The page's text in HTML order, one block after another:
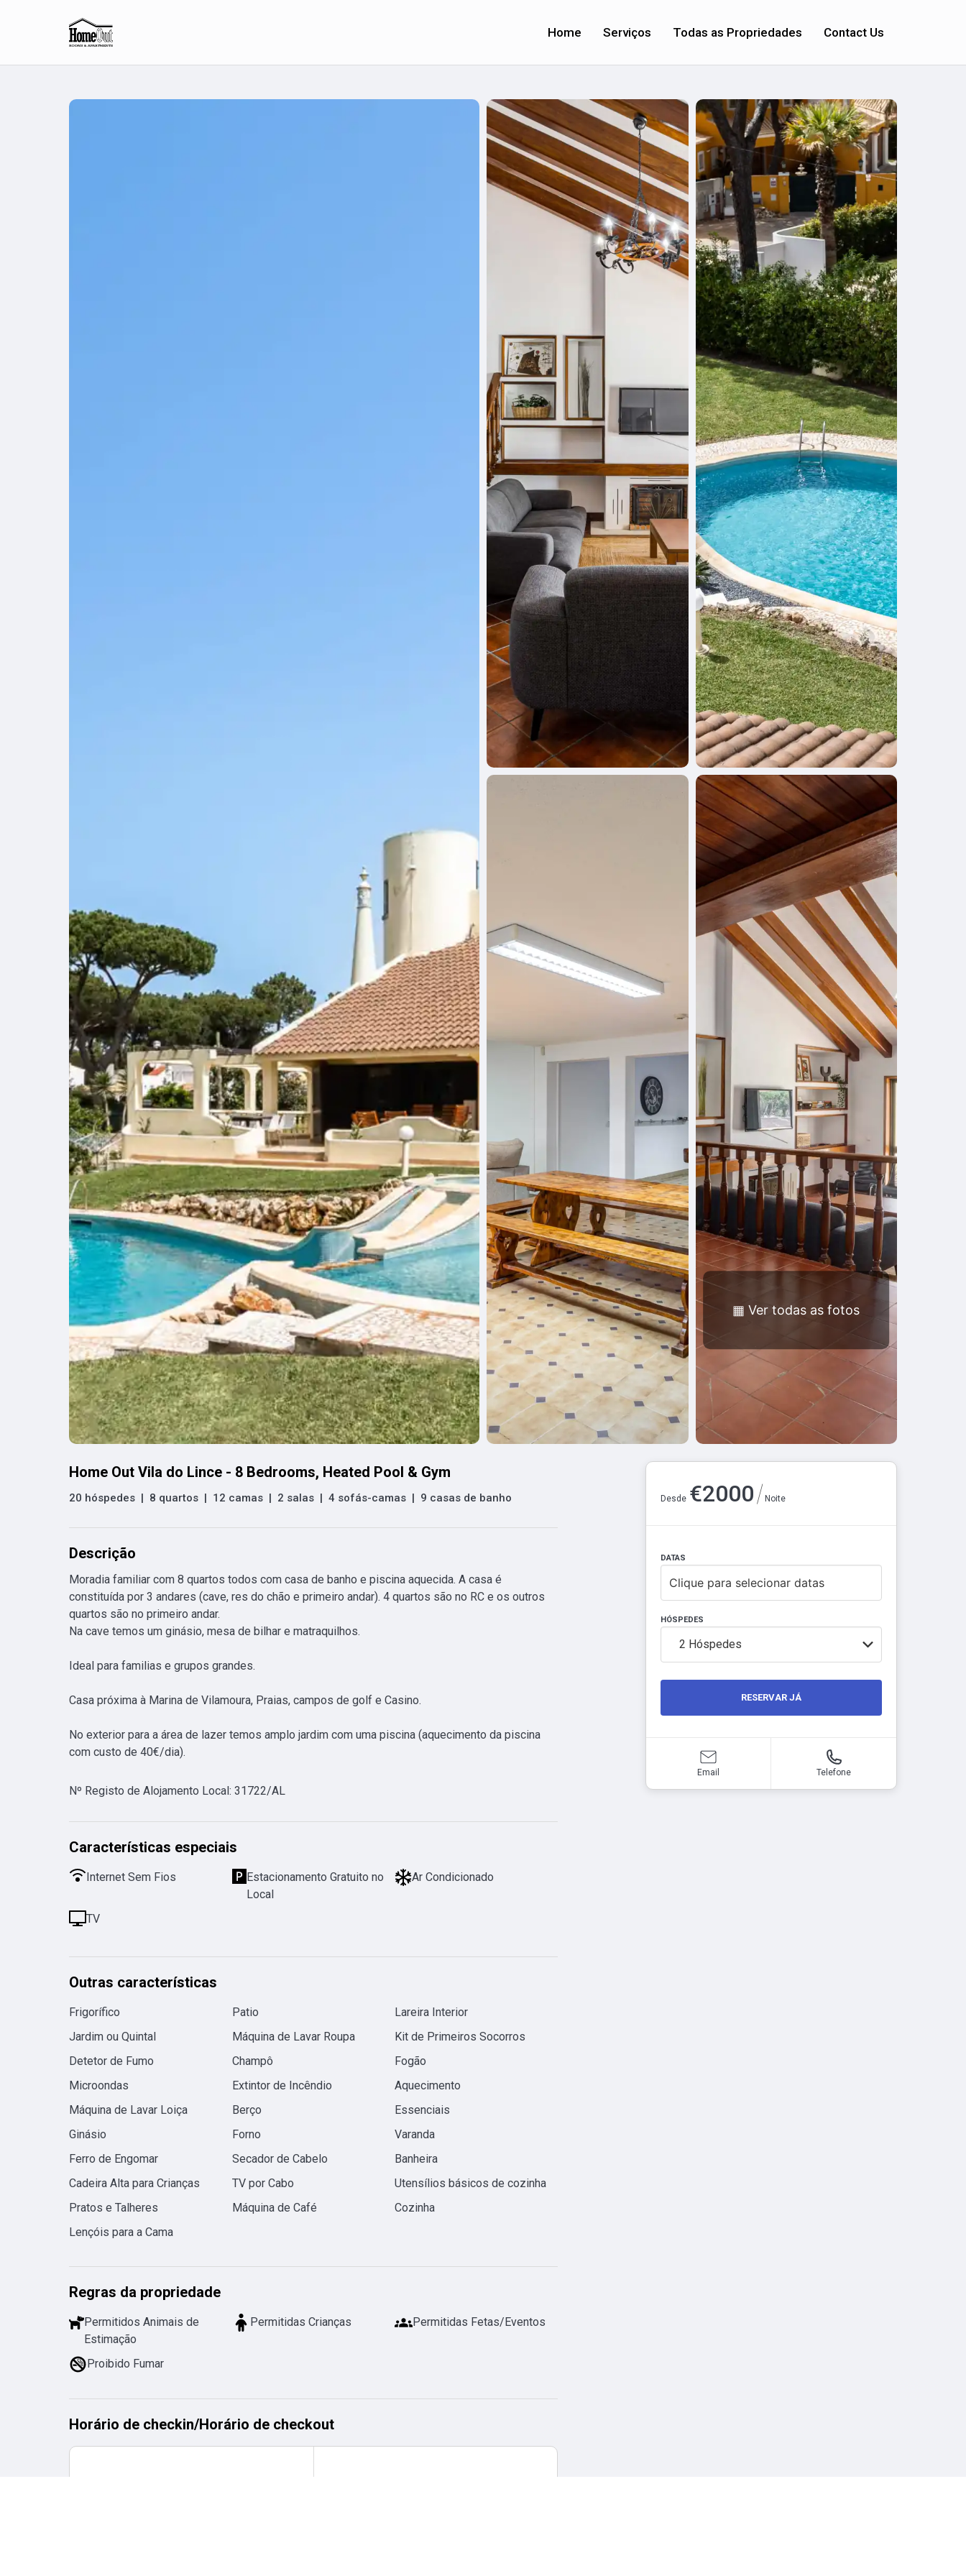
Home Serviços Todas as Propriedades Contact Us
▦Ver todas as fotos
Home Out Vila do Lince - 8 Bedrooms, Heated Pool & Gym
20 hóspedes | 8 quartos | 12 camas | 2 salas | 4 sofás-camas | 9 casas de banho
Descrição
Moradia familiar com 8 quartos todos com casa de banho e piscina aquecida. A casa é
constituída por 3 andares (cave, res do chão e primeiro andar). 4 quartos são no RC e os outros
quartos são no primeiro andar.
Na cave temos um ginásio, mesa de bilhar e matraquilhos.
Ideal para familias e grupos grandes.
Casa próxima à Marina de Vilamoura, Praias, campos de golf e Casino.
No exterior para a área de lazer temos amplo jardim com uma piscina (aquecimento da piscina
com custo de 40€/dia).
Nº Registo de Alojamento Local: 31722/AL
Características especiais
Internet Sem Fios
Estacionamento Gratuito no
Local
Ar Condicionado
TV
Outras características
Frigorífico Patio
Lareira Interior
Jardim ou Quintal
Máquina de Lavar Roupa
Kit de Primeiros Socorros
Detetor de Fumo
Champô
Fogão
Microondas
Extintor de Incêndio
Aquecimento
Máquina de Lavar Loiça
Berço
Essenciais
Ginásio
Forno
Varanda
Ferro de Engomar
Secador de Cabelo
Banheira
Cadeira Alta para Crianças
TV por Cabo
Utensílios básicos de cozinha
Pratos e Talheres
Máquina de Café
Cozinha
Lençóis para a Cama
Regras da propriedade
Permitidos Animais de
Estimação
Permitidas Crianças Permitidas Fetas/Eventos
Proibido Fumar
Horário de checkin/Horário de checkout
Desde €2000/ Noite
DATAS
Clique para selecionar datas
HÓSPEDES
2 Hóspedes
RESERVAR JÁ
Email Telefone